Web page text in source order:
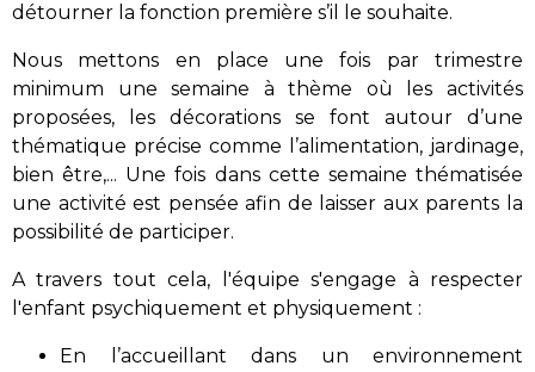
détourner la fonction première s’il le souhaite.
Nous mettons en place une fois par trimestre
minimum une semaine à thème où les activités
proposées, les décorations se font autour d’une
thématique précise comme l’alimentation, jardinage,
bien être,... Une fois dans cette semaine thématisée
une activité est pensée afin de laisser aux parents la
possibilité de participer.
A travers tout cela, l'équipe s'engage à respecter
l'enfant psychiquement et physiquement :
En l’accueillant dans un environnement